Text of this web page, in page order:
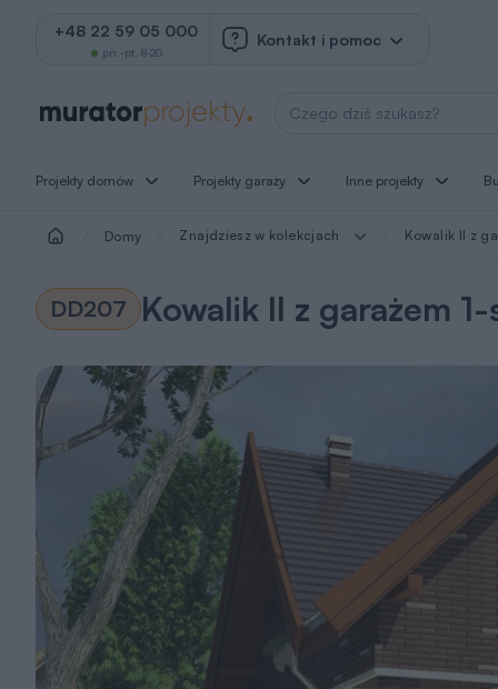
+48 22 59 05 000
pn.-pt. 8-20
Kontakt i pomoc
Wyszukaj projekt
Projekty domów Projekty garaży Inne projekty
Domy Znajdziesz w kolekcjach Kowalik II z
DD207 Kowalik II z garażem